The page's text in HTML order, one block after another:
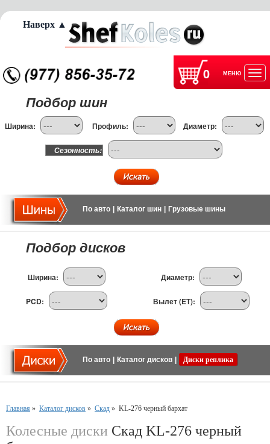
0 МЕНЮ
Подбор шин
Ширина: Профиль: Диаметр:
Сезонность:
По авто Каталог шин Грузовые шины
Подбор дисков
Ширина: Диаметр:
PCD: Вылет (ET):
По авто Каталог дисков Диски реплика
Главная » Каталог дисков » Скад » KL-276 черный бархат
Колесные диски Скад KL-276 черный
Наверх ▲